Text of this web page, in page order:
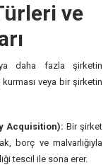
ve
daha fazla şirketin
kurması veya bir şirketin
Acquisition): Bir şirket
borç ve malvarlığıyla
tescil ile sona erer.